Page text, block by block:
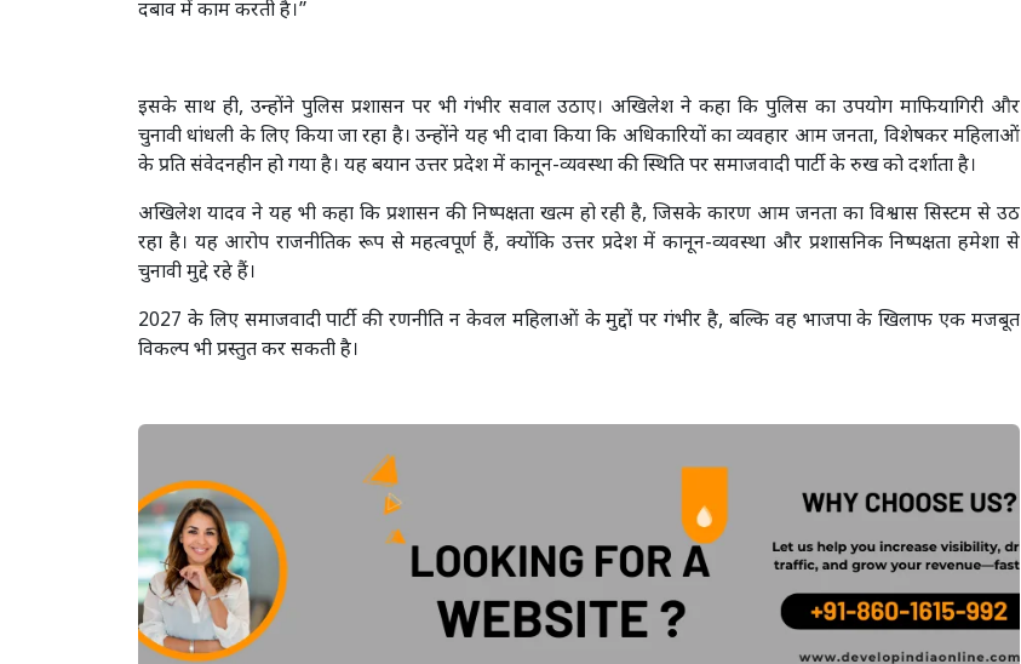
दबाव में काम करती है।”
इसके साथ ही, उन्होंने पुलिस प्रशासन पर भी गंभीर सवाल उठाए। अखिलेश ने कहा कि पुलिस का उपयोग माफियागिरी और
चुनावी धांधली के लिए किया जा रहा है। उन्होंने यह भी दावा किया कि अधिकारियों का व्यवहार आम जनता, विशेषकर महिलाओं
के प्रति संवेदनहीन हो गया है। यह बयान उत्तर प्रदेश में कानून-व्यवस्था की स्थिति पर समाजवादी पार्टी के रुख को दर्शाता है।
अखिलेश यादव ने यह भी कहा कि प्रशासन की निष्पक्षता खत्म हो रही है, जिसके कारण आम जनता का विश्वास सिस्टम से उठ
रहा है। यह आरोप राजनीतिक रूप से महत्वपूर्ण हैं, क्योंकि उत्तर प्रदेश में कानून-व्यवस्था और प्रशासनिक निष्पक्षता हमेशा से
चुनावी मुद्दे रहे हैं।
2027 के लिए समाजवादी पार्टी की रणनीति न केवल महिलाओं के मुद्दों पर गंभीर है, बल्कि वह भाजपा के खिलाफ एक मजबूत
विकल्प भी प्रस्तुत कर सकती है।